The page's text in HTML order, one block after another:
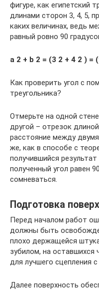
фигуре, как египетский
длинами сторон 3, 4, 5,
каких величинах, ведь
равный ровно 90
a 2 + b 2 = (3 2 + 4 2 ) =
Как проверить угол с
треугольника?
Отмерьте на одной
другой – отрезок
расстояние между
же, как в способе с
получившийся
полученный угол равен
сомневаться.
Подготовка
Перед началом работ
должны быть
плохо держащейся
зубилом, на оставшихся
для лучшего сцепления
Далее поверхность